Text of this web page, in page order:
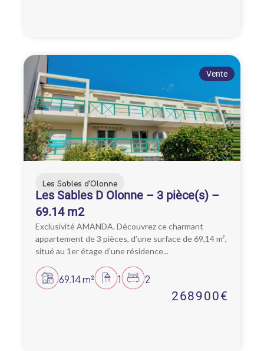
Vente
Les Sables d'Olonne
Les Sables D Olonne – 3 pièce(s) –
69.14 m2
Exclusivité AMANDA. Découvrez ce charmant
appartement de 3 pièces, d’une surface de 69,14 m²,
situé au 1er étage d’une résidence...
69.14m² 1 2
268900€